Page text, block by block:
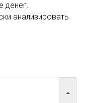
денег.
анализировать